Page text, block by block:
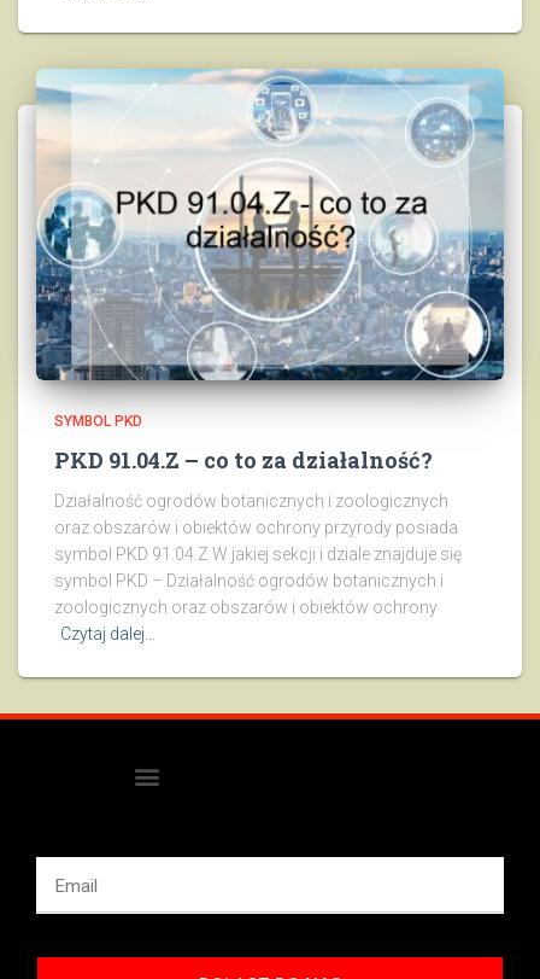
SYMBOL PKD
PKD 91.04.Z – co to za działalność?
Działalność ogrodów botanicznych i zoologicznych
oraz obszarów i obiektów ochrony przyrody posiada
symbol PKD 91.04.Z W jakiej sekcji i dziale znajduje się
symbol PKD – Działalność ogrodów botanicznych i
zoologicznych oraz obszarów i obiektów ochrony
Czytaj dalej…